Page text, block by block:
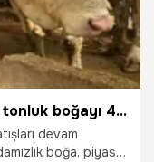
Bursa'da kurban hareketliliği! 1 tonluk boğayı 400 bin liraya sattı
devam
boğa, piyasa